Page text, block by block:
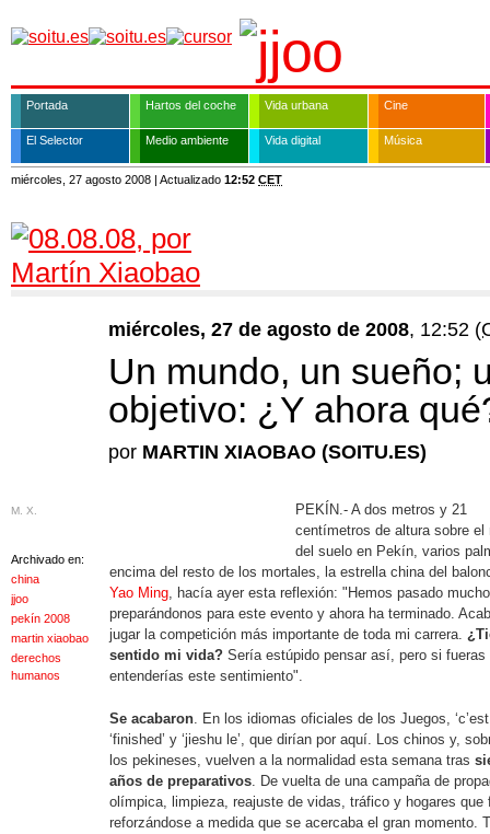
Portada Hartos del coche Vida urbana Cine
El Selector Medio ambiente Vida digital Música
miércoles, 27 agosto 2008 | Actualizado 12:52 CET
miércoles, 27 de agosto de 2008, 12:52
Un mundo, un sueño;
objetivo: ¿Y ahora
por MARTIN XIAOBAO (SOITU.ES)
M. X.
Archivado en:
china
jjoo
pekín 2008
martin xiaobao
derechos
humanos
PEKÍN.- A dos metros y 21
centímetros de altura sobre el
del suelo en Pekín, varios
encima del resto de los mortales, la estrella china del
Yao Ming, hacía ayer esta reflexión: "Hemos pasado
preparándonos para este evento y ahora ha terminado.
jugar la competición más importante de toda mi carrera.
sentido mi vida? Sería estúpido pensar así, pero si fueras
entenderías este sentimiento".
Se acabaron. En los idiomas oficiales de los Juegos, ‘c’est
‘finished’ y ‘jieshu le’, que dirían por aquí. Los chinos y,
los pekineses, vuelven a la normalidad esta semana tras
años de preparativos. De vuelta de una campaña de
olímpica, limpieza, reajuste de vidas, tráfico y hogares que
reforzándose a medida que se acercaba el gran momento.